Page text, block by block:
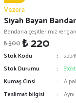
Vezera
Siyah Bayan
Bandana çeşitlerimiz
₺ 300₺ 220
Stok Kodu
Stok Durumu
Kumaş Cinsi
Teslimat bilgisi